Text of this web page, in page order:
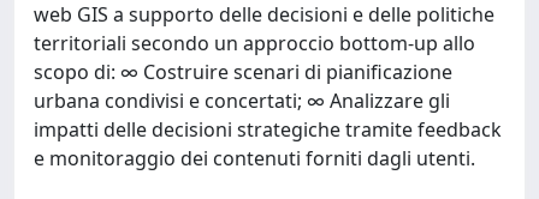
web GIS a supporto delle decisioni e delle politiche
territoriali secondo un approccio bottom-up allo
scopo di: ∞ Costruire scenari di pianificazione
urbana condivisi e concertati; ∞ Analizzare gli
impatti delle decisioni strategiche tramite feedback
e monitoraggio dei contenuti forniti dagli utenti.